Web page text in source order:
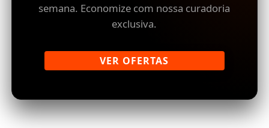
semana. Economize com nossa curadoria
exclusiva.
VER OFERTAS